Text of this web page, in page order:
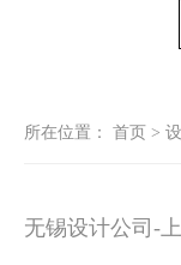
所在位置： 首页 >
无锡设计公司-